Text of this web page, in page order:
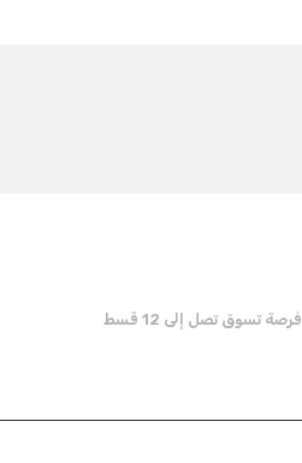
فرصة تسوق تصل إلى 12 قسط